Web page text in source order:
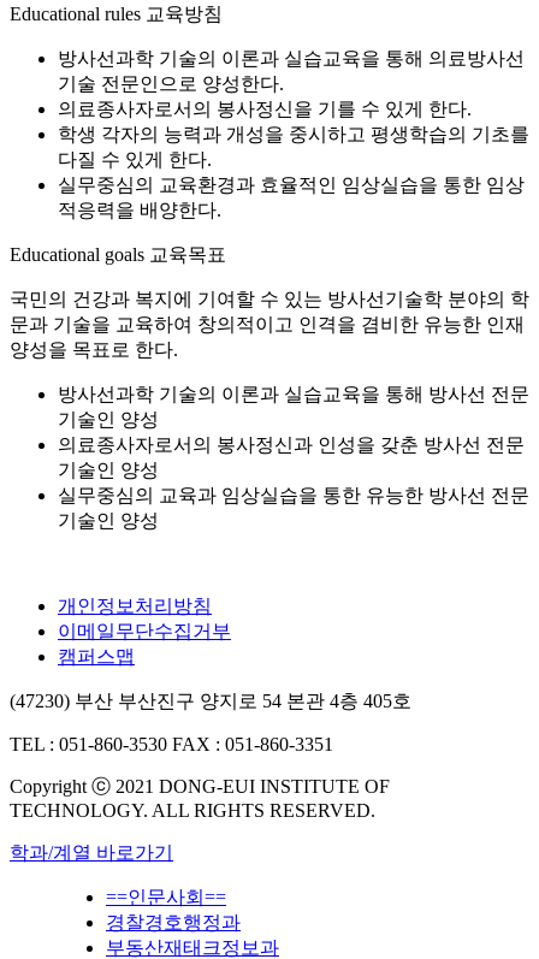
Educational rules 교육방침
방사선과학 기술의 이론과 실습교육을 통해 의료방사선
기술 전문인으로 양성한다.
의료종사자로서의 봉사정신을 기를 수 있게 한다.
학생 각자의 능력과 개성을 중시하고 평생학습의 기초를
다질 수 있게 한다.
실무중심의 교육환경과 효율적인 임상실습을 통한 임상
적응력을 배양한다.
Educational goals 교육목표
국민의 건강과 복지에 기여할 수 있는 방사선기술학 분야의 학
문과 기술을 교육하여 창의적이고 인격을 겸비한 유능한 인재
양성을 목표로 한다.
방사선과학 기술의 이론과 실습교육을 통해 방사선 전문
기술인 양성
의료종사자로서의 봉사정신과 인성을 갖춘 방사선 전문
기술인 양성
실무중심의 교육과 임상실습을 통한 유능한 방사선 전문
기술인 양성
개인정보처리방침
이메일무단수집거부
캠퍼스맵
(47230) 부산 부산진구 양지로 54 본관 4층 405호
TEL : 051-860-3530 FAX : 051-860-3351
Copyright ⓒ 2021 DONG-EUI INSTITUTE OF
TECHNOLOGY. ALL RIGHTS RESERVED.
학과/계열 바로가기
==인문사회==
경찰경호행정과
부동산재태크정보과